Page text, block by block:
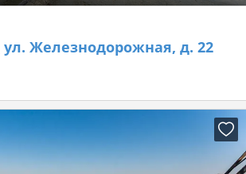
Железнодорожная, д. 22